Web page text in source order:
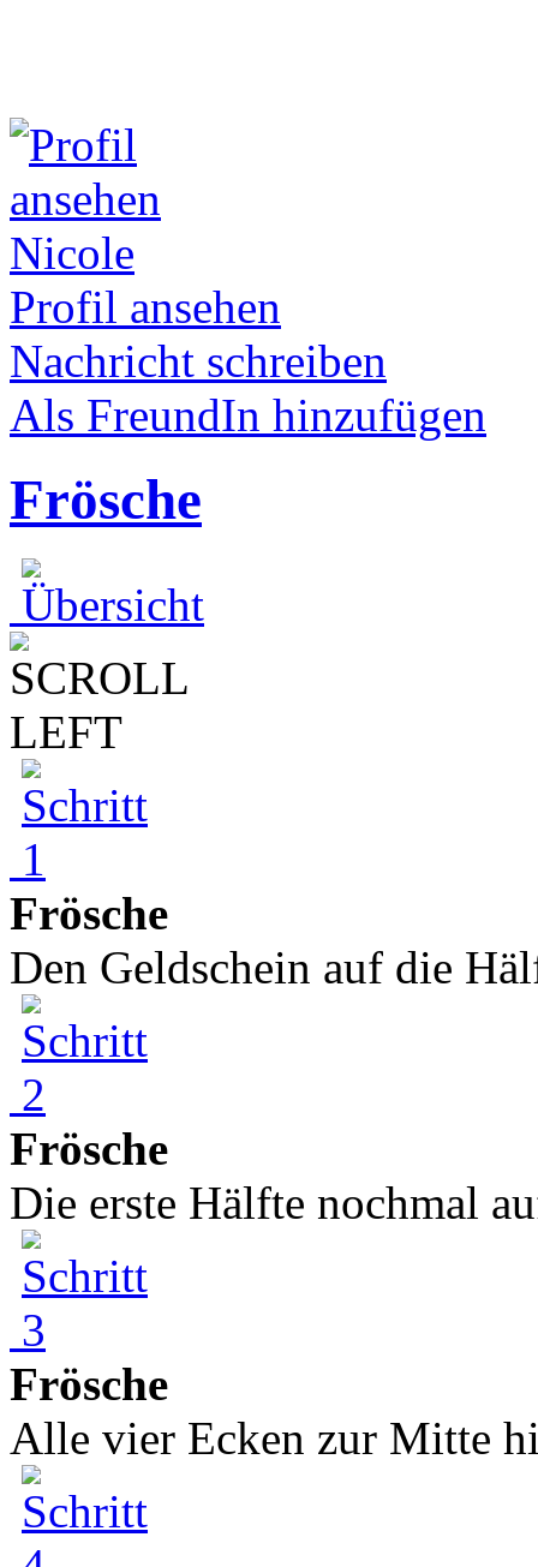
Nicole
Profil ansehen
Nachricht schreiben
Als FreundIn hinzufügen
Frösche
Frösche
Den Geldschein auf die
Frösche
Die erste Hälfte nochmal
Frösche
Alle vier Ecken zur Mitte